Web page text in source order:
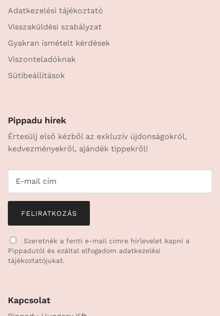
Adatkezelési tájékoztató
Visszaküldési szabályzat
Gyakran ismételt kérdések
Viszonteladóknak
Sütibeállítások
Pippadu hírek
Értesülj első kézből az exkluzív újdonságokról,
kedvezményekről, ajándék tippekről!
FELIRATKOZÁS
Szeretnék a fenti e-mail címre hírlevelet kapni a
Pippadutól és ezáltal elfogadom adatkezelési
tájékoztatójukat.
Kapcsolat